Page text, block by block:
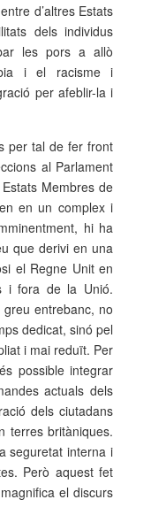
d’altres Estats
dels individus
les pors a allò
i el racisme i
per afeblir-la i
per tal de fer front
al Parlament
Membres de
en un complex i
hi ha
que derivi en una
el Regne Unit en
i fora de la Unió.
greu entrebanc, no
dedicat, sinó pel
i mai reduït. Per
possible integrar
actuals dels
dels ciutadans
terres britàniques.
seguretat interna i
Però aquest fet
el discurs